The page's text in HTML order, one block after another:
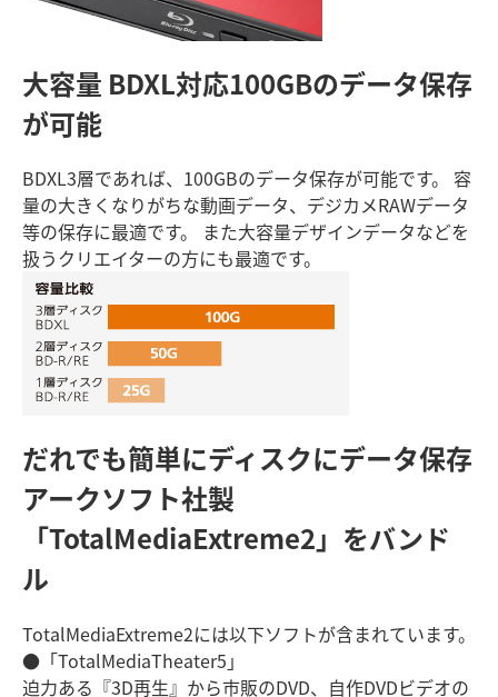
大容量 BDXL対応100GBのデータ保存
が可能
BDXL3層であれば、100GBのデータ保存が可能です。 容
量の大きくなりがちな動画データ、デジカメRAWデータ
等の保存に最適です。 また大容量デザインデータなどを
扱うクリエイターの方にも最適です。
だれでも簡単にディスクにデータ保存
アークソフト社製
「TotalMediaExtreme2」をバンド
ル
TotalMediaExtreme2には以下ソフトが含まれています。
●「TotalMediaTheater5」
迫力ある『3D再生』から市販のDVD、自作DVDビデオの